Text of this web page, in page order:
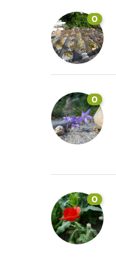
0
0
0